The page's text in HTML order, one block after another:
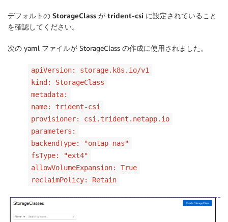
デフォルトの StorageClass が trident-csi に設定されていること
を確認してください。
次の yaml ファイルが StorageClass の作成に使用されました。
apiVersion: storage.k8s.io/v1
kind: StorageClass
metadata:
name: trident-csi
provisioner: csi.trident.netapp.io
parameters:
backendType: "ontap-nas"
fsType: "ext4"
allowVolumeExpansion: True
reclaimPolicy: Retain